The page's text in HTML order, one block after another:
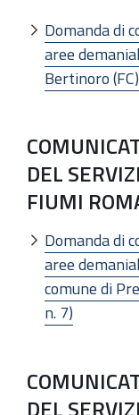
Domanda di
aree
Bertinoro
DEL
FIUMI
Domanda di
aree
comune di
n. 7)
DEL